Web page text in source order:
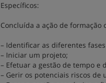
Específicos:
Concluída a ação de formação
– Identificar as diferentes
– Iniciar um projeto;
– Efetuar a gestão de tempo
– Gerir os potenciais riscos de